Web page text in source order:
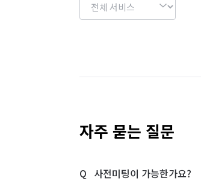
자주 묻는 질문
사전미팅이 가능한가요?